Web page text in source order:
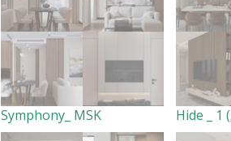
Symphony_ MSK